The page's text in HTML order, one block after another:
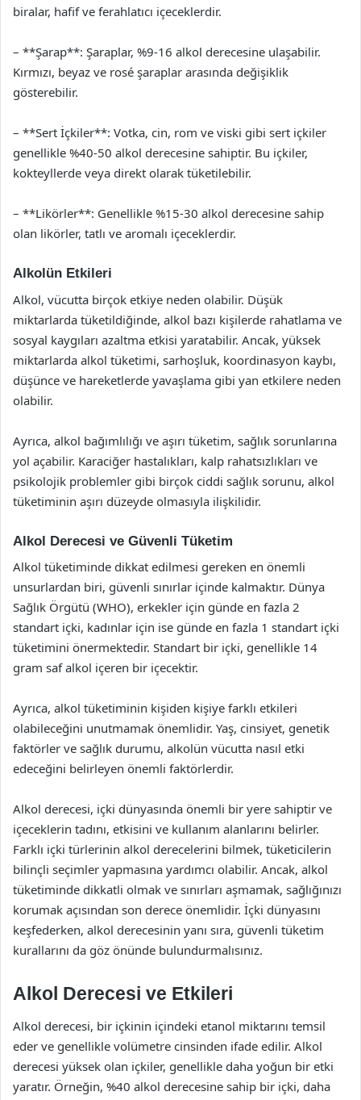
biralar, hafif ve ferahlatıcı içeceklerdir.
– **Şarap**: Şaraplar, %9-16 alkol derecesine ulaşabilir.
Kırmızı, beyaz ve rosé şaraplar arasında değişiklik
gösterebilir.
– **Sert İçkiler**: Votka, cin, rom ve viski gibi sert içkiler
genellikle %40-50 alkol derecesine sahiptir. Bu içkiler,
kokteyllerde veya direkt olarak tüketilebilir.
– **Likörler**: Genellikle %15-30 alkol derecesine sahip
olan likörler, tatlı ve aromalı içeceklerdir.
Alkolün Etkileri
Alkol, vücutta birçok etkiye neden olabilir. Düşük
miktarlarda tüketildiğinde, alkol bazı kişilerde rahatlama ve
sosyal kaygıları azaltma etkisi yaratabilir. Ancak, yüksek
miktarlarda alkol tüketimi, sarhoşluk, koordinasyon kaybı,
düşünce ve hareketlerde yavaşlama gibi yan etkilere neden
olabilir.
Ayrıca, alkol bağımlılığı ve aşırı tüketim, sağlık sorunlarına
yol açabilir. Karaciğer hastalıkları, kalp rahatsızlıkları ve
psikolojik problemler gibi birçok ciddi sağlık sorunu, alkol
tüketiminin aşırı düzeyde olmasıyla ilişkilidir.
Alkol Derecesi ve Güvenli Tüketim
Alkol tüketiminde dikkat edilmesi gereken en önemli
unsurlardan biri, güvenli sınırlar içinde kalmaktır. Dünya
Sağlık Örgütü (WHO), erkekler için günde en fazla 2
standart içki, kadınlar için ise günde en fazla 1 standart içki
tüketimini önermektedir. Standart bir içki, genellikle 14
gram saf alkol içeren bir içecektir.
Ayrıca, alkol tüketiminin kişiden kişiye farklı etkileri
olabileceğini unutmamak önemlidir. Yaş, cinsiyet, genetik
faktörler ve sağlık durumu, alkolün vücutta nasıl etki
edeceğini belirleyen önemli faktörlerdir.
Alkol derecesi, içki dünyasında önemli bir yere sahiptir ve
içeceklerin tadını, etkisini ve kullanım alanlarını belirler.
Farklı içki türlerinin alkol derecelerini bilmek, tüketicilerin
bilinçli seçimler yapmasına yardımcı olabilir. Ancak, alkol
tüketiminde dikkatli olmak ve sınırları aşmamak, sağlığınızı
korumak açısından son derece önemlidir. İçki dünyasını
keşfederken, alkol derecesinin yanı sıra, güvenli tüketim
kurallarını da göz önünde bulundurmalısınız.
Alkol Derecesi ve Etkileri
Alkol derecesi, bir içkinin içindeki etanol miktarını temsil
eder ve genellikle volümetre cinsinden ifade edilir. Alkol
derecesi yüksek olan içkiler, genellikle daha yoğun bir etki
yaratır. Örneğin, %40 alkol derecesine sahip bir içki, daha